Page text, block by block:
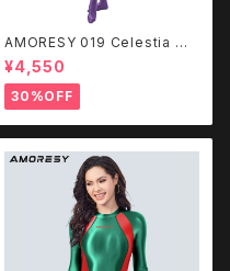
AMORESY 019 Celestia フ
ロントジップ キャットスーツ CQ
LK
¥4,550
30%OFF